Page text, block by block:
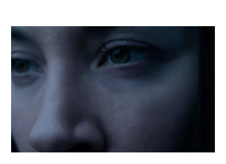
Rodzeństwo
Helstrom
w
akcji.
Zobacz
Uniwersum
Marvela